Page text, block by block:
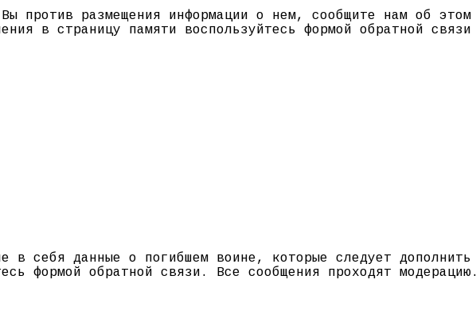
против размещения информации о нем, сообщите нам об этом
в страницу памяти воспользуйтесь формой обратной связи
в себя данные о погибшем воине, которые следует
формой обратной связи. Все сообщения проходят модерацию.